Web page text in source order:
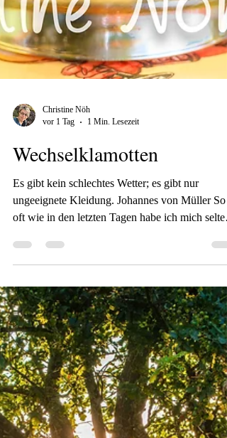
Christine Nöh
vor 1 Tag
1 Min. Lesezeit
Wechselklamotten
Es gibt kein schlechtes Wetter; es gibt nur
ungeeignete Kleidung. Johannes von Müller So
oft wie in den letzten Tagen habe ich mich selten
an einem Tag umgezogen. Morgens Pulli und
lange Hose, Später T-shirt und kürzere Hose und
dann kurze Hose und Top. Gegen Abend wurde
dann die Reihenfolge umgekehrt. Gut, wenn
so viel Auswahl hat, dass man so einfach und
schnell variieren kann. Ich finde es immer witzig,
dass ich mir im Sommer gar nicht vorstellen
dass ich eine wa